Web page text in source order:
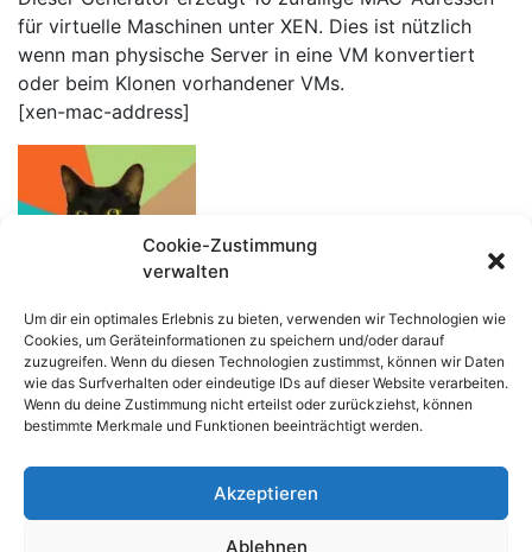
Cookie-Zustimmung
verwalten
Um dir ein optimales Erlebnis zu bieten, verwenden wir Technologien wie
Cookies, um Geräteinformationen zu speichern und/oder darauf
zuzugreifen. Wenn du diesen Technologien zustimmst, können wir Daten
wie das Surfverhalten oder eindeutige IDs auf dieser Website verarbeiten.
Wenn du deine Zustimmung nicht erteilst oder zurückziehst, können
bestimmte Merkmale und Funktionen beeinträchtigt werden.
Akzeptieren
Ablehnen
für virtuelle Maschinen unter XEN. Dies ist nützlich
wenn man physische Server in eine VM konvertiert
oder beim Klonen vorhandener VMs.
[xen-mac-address]
Impressum /Datenschutzerklärung
© OVTEC Völker IT